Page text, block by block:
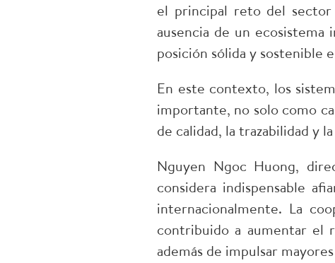
el principal reto del
ausencia de un
posición sólida y sostenible
En este contexto, los
importante, no solo como
de calidad, la trazabilidad y
Nguyen Ngoc Huong,
considera indispensable
internacionalmente. La
contribuido a aumentar el
además de impulsar